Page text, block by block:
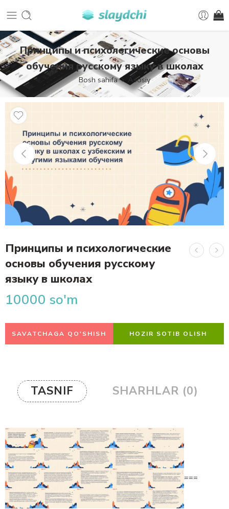
Принципы и психологические основы
обучения русскому языку в школах
Bosh sahifa Asosiy
Принципы и психологические
основы обучения русскому
языку в школах
10000 so'm
SAVATCHAGA QO'SHISH HOZIR SOTIB OLISH
TASNIF SHARHLAR (0)
===